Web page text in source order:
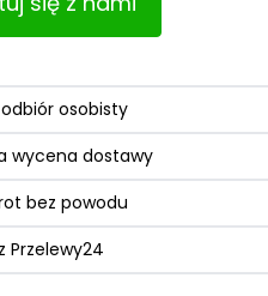
osobisty
wycena dostawy
bez powodu
z Przelewy24